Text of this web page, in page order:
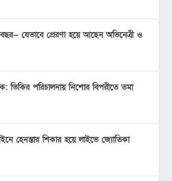
যেভাবে প্রেরণা হয়ে আছেন অভিনেত্রী ও
ভিকির পরিচালনায় নিশোর বিপরীতে তমা
হেনস্তার শিকার হয়ে লাইভে জ্যোতিকা